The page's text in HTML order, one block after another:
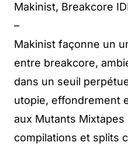
Makinist, Breakcore
–
Makinist façonne un
entre breakcore,
dans un seuil
utopie, effondrement
aux Mutants Mixtapes
compilations et splits